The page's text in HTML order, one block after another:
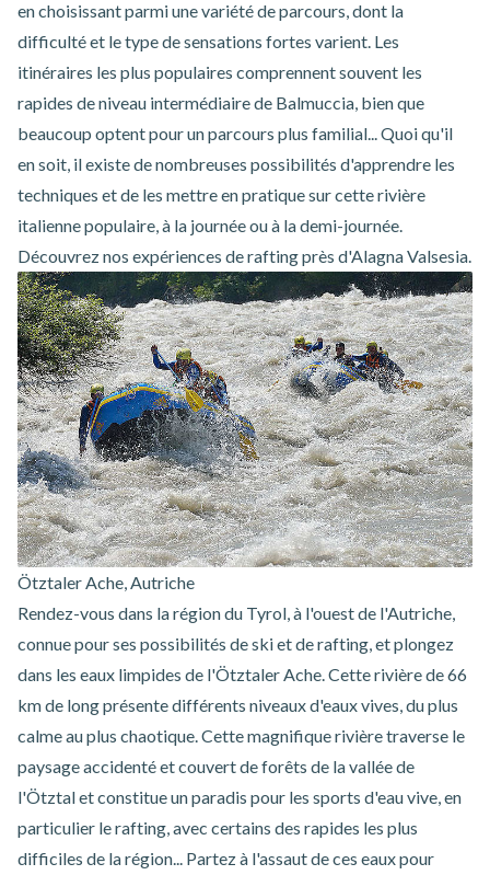
en choisissant parmi une variété de parcours, dont la
difficulté et le type de sensations fortes varient. Les
itinéraires les plus populaires comprennent souvent les
rapides de niveau intermédiaire de Balmuccia, bien que
beaucoup optent pour un parcours plus familial... Quoi qu'il
en soit, il existe de nombreuses possibilités d'apprendre les
techniques et de les mettre en pratique sur cette rivière
italienne populaire, à la journée ou à la demi-journée.
Découvrez nos expériences de rafting près d'Alagna Valsesia.
Ötztaler Ache, Autriche
Rendez-vous dans la région du Tyrol, à l'ouest de l'Autriche,
connue pour ses possibilités de ski et de rafting, et plongez
dans les eaux limpides de l'Ötztaler Ache. Cette rivière de 66
km de long présente différents niveaux d'eaux vives, du plus
calme au plus chaotique. Cette magnifique rivière traverse le
paysage accidenté et couvert de forêts de la vallée de
l'Ötztal et constitue un paradis pour les sports d'eau vive, en
particulier le rafting, avec certains des rapides les plus
difficiles de la région... Partez à l'assaut de ces eaux pour